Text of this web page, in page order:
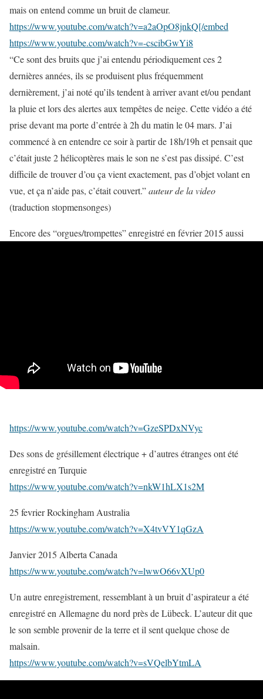
mais on entend comme un bruit de clameur.
https://www.youtube.com/watch?v=a2aOpO8jnkQ[/embed
https://www.youtube.com/watch?v=-cscibGwYi8
“Ce sont des bruits que j’ai entendu périodiquement ces 2
dernières années, ils se produisent plus fréquemment
dernièrement, j’ai noté qu’ils tendent à arriver avant et/ou pendant
la pluie et lors des alertes aux tempêtes de neige. Cette vidéo a été
prise devant ma porte d’entrée à 2h du matin le 04 mars. J’ai
commencé à en entendre ce soir à partir de 18h/19h et pensait que
c’était juste 2 hélicoptères mais le son ne s’est pas dissipé. C’est
difficile de trouver d’ou ça vient exactement, pas d’objet volant en
vue, et ça n’aide pas, c’était couvert.”auteur de la video
(traduction stopmensonges)
Encore des “orgues/trompettes” enregistré en février 2015 aussi
https://www.youtube.com/watch?v=GzeSPDxNVyc
Des sons de grésillement électrique + d’autres étranges ont été
enregistré en Turquie
https://www.youtube.com/watch?v=nkW1hLX1s2M
25 fevrier Rockingham Australia
https://www.youtube.com/watch?v=X4tvVY1qGzA
Janvier 2015 Alberta Canada
https://www.youtube.com/watch?v=lwwO66vXUp0
Un autre enregistrement, ressemblant à un bruit d’aspirateur a été
enregistré en Allemagne du nord près de Lübeck. L’auteur dit que
le son semble provenir de la terre et il sent quelque chose de
malsain.
https://www.youtube.com/watch?v=sVQelbYtmLA